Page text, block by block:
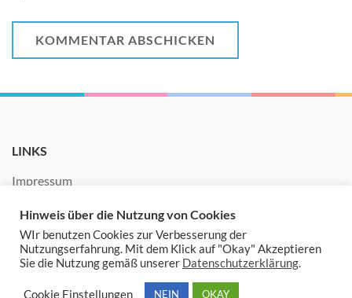
LINKS
Impressum
Datenschutz
BURGGEISTER.COM PRESCHOOL AND KINDERGARTEN | ENTWICKELT
Hinweis über die Nutzung von Cookies
WIr benutzen Cookies zur Verbesserung der
Nutzungserfahrung. Mit dem Klick auf "Okay" Akzeptieren
Sie die Nutzung gemäß unserer Datenschutzerklärung.
Cookie Einstellungen NEIN OKAY